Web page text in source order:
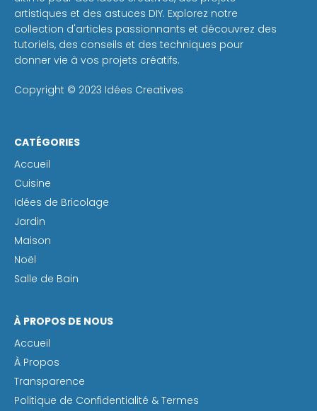
artistiques et des astuces DIY. Explorez notre
collection d'articles passionnants et découvrez des
tutoriels, des conseils et des techniques pour
donner vie à vos projets créatifs.
Copyright © 2023 Idées Creatives
CATÉGORIES
Accueil
Cuisine
Idées de Bricolage
Jardin
Maison
Noël
Salle de Bain
À PROPOS DE NOUS
Accueil
À Propos
Transparence
Politique de Confidentialité & Termes